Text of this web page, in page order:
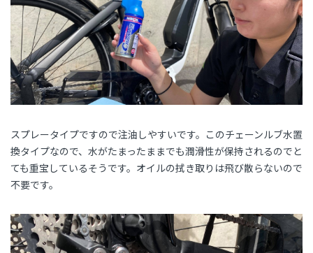
スプレータイプですので注油しやすいです。このチェーンルブ水置
換タイプなので、水がたまったままでも潤滑性が保持されるのでと
ても重宝しているそうです。オイルの拭き取りは飛び散らないので
不要です。